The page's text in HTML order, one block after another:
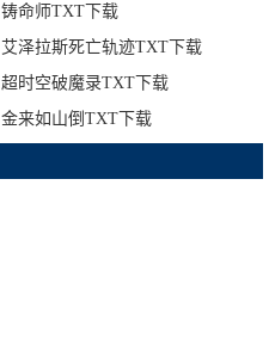
铸命师TXT下载
艾泽拉斯死亡轨迹TXT下载
超时空破魔录TXT下载
金来如山倒TXT下载